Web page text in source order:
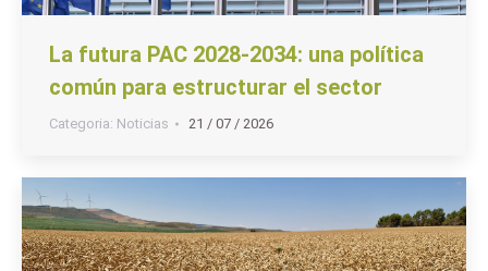
La futura PAC 2028-2034: una política
común para estructurar el sector
Categoria: Noticias 21 / 07 / 2026